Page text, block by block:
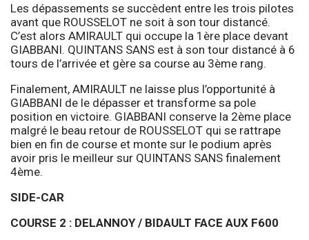
Les dépassements se succèdent entre les trois pilotes
avant que ROUSSELOT ne soit à son tour distancé.
C’est alors AMIRAULT qui occupe la 1ère place devant
GIABBANI. QUINTANS SANS est à son tour distancé à 6
tours de l’arrivée et gère sa course au 3ème rang.
Finalement, AMIRAULT ne laisse plus l’opportunité à
GIABBANI de le dépasser et transforme sa pole
position en victoire. GIABBANI conserve la 2ème place
malgré le beau retour de ROUSSELOT qui se rattrape
bien en fin de course et monte sur le podium après
avoir pris le meilleur sur QUINTANS SANS finalement
4ème.
SIDE-CAR
COURSE 2 : DELANNOY / BIDAULT FACE AUX F600